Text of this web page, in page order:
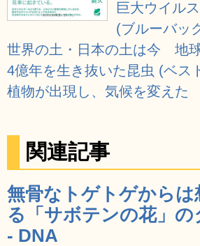
巨大ウイル
(ブルーバッ
世界の土・日本の土は今 地
4億年を生き抜いた昆虫 (ベス
植物が出現し、気候を変えた
関連記事
無骨なトゲトゲから
る「サボテンの花」
- DNA